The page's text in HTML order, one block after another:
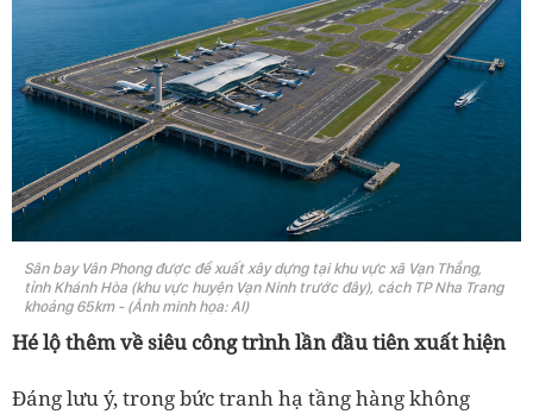
Sân bay Vân Phong được đề xuất xây dựng tại khu vực xã Vạn Thắng,
tỉnh Khánh Hòa (khu vực huyện Vạn Ninh trước đây), cách TP Nha Trang
khoảng 65km - (Ảnh minh họa: AI)
Hé lộ thêm về siêu công trình lần đầu tiên xuất hiện
Đáng lưu ý, trong bức tranh hạ tầng hàng không